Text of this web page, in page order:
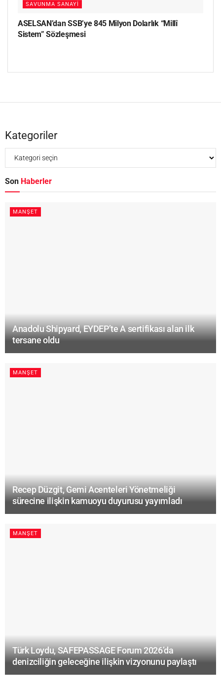
SAVUNMA SANAYI
ASELSAN’dan SSB’ye 845 Milyon Dolarlık “Millî
Sistem” Sözleşmesi
Kategoriler
Son Haberler
MANŞET
Anadolu Shipyard, EYDEP’te A sertifikası alan ilk
tersane oldu
MANŞET
Recep Düzgit, Gemi Acenteleri Yönetmeliği
sürecine ilişkin kamuoyu duyurusu yayımladı
MANŞET
Türk Loydu, SAFEPASSAGE Forum 2026’da
denizciliğin geleceğine ilişkin vizyonunu paylaştı